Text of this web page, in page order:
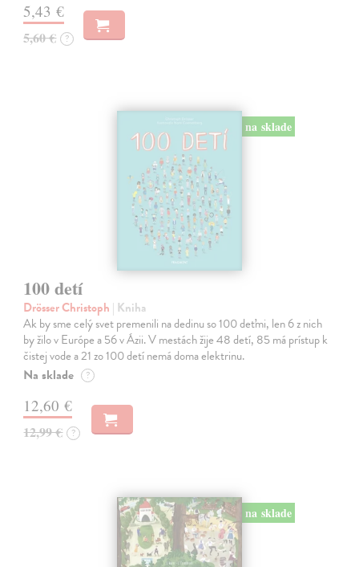
5,43 €
5,60 € ?
na sklade
100 detí
Drösser Christoph | Kniha
Ak by sme celý svet premenili na dedinu so 100 deťmi, len 6 z nich
by žilo v Európe a 56 v Ázii. V mestách žije 48 detí, 85 má prístup k
čistej vode a 21 zo 100 detí nemá doma elektrinu.
Na sklade ?
12,60 €
12,99 € ?
na sklade